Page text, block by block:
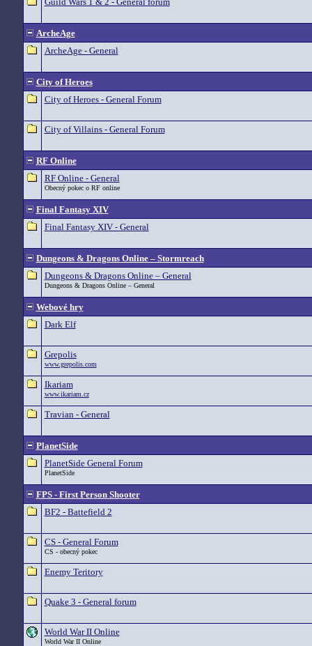
ArcheAge
ArcheAge - General
City of Heroes
City of Heroes - General Forum
City of Villains - General Forum
RF Online
RF Online - General
Obecný pokec o RF online
Final Fantasy XIV
Final Fantasy XIV - General
Dungeons & Dragons Online – Stormreach
Dungeons & Dragons Online – General
Dungeons & Dragons Online – General
Webové hry
Dark Elf
Grepolis
www.grepolis.com
Ikariam
www.ikariam.cz
Travian - General
PlanetSide
PlanetSide General Forum
PlanetSide
FPS - First Person Shooter
BF2 - Battefield 2
CS - General Forum
CS - obecný pokec
Enemy Teritory
Quake 3 - General forum
World War II Online
World War II Online